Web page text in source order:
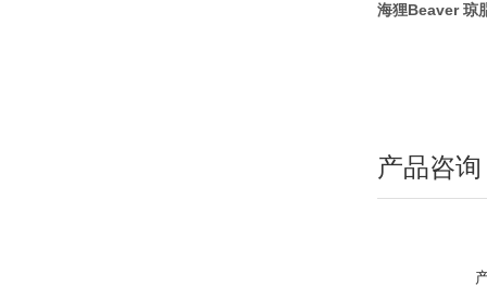
海狸Beaver 琼
产品咨询